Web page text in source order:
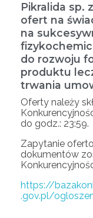
Pikralida sp.
ofert na
na
do rozwoju
produktu
trwania
Oferty należy
do godz.: 23:59.
Zapytanie
dokumentów
https://
.gov.pl/